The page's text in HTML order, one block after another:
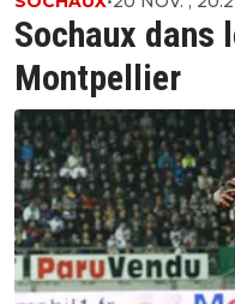
Sochaux dans
Montpellier